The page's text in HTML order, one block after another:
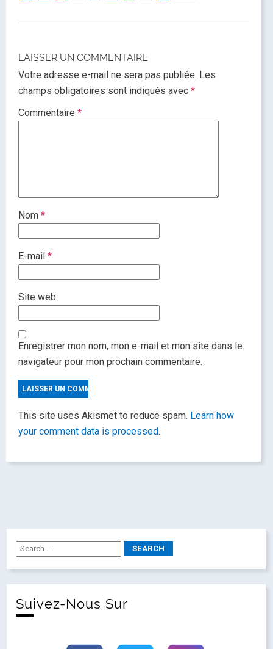
LAISSER UN COMMENTAIRE
Votre adresse e-mail ne sera pas publiée. Les
champs obligatoires sont indiqués avec *
Commentaire *
Nom *
E-mail *
Site web
Enregistrer mon nom, mon e-mail et mon site dans le
navigateur pour mon prochain commentaire.
This site uses Akismet to reduce spam. Learn how
your comment data is processed.
Suivez-Nous Sur